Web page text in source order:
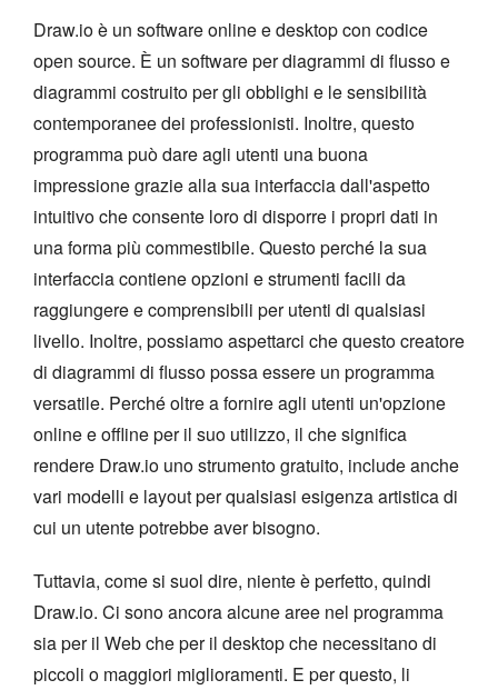
Draw.io è un software online e desktop con codice
open source. È un software per diagrammi di flusso e
diagrammi costruito per gli obblighi e le sensibilità
contemporanee dei professionisti. Inoltre, questo
programma può dare agli utenti una buona
impressione grazie alla sua interfaccia dall'aspetto
intuitivo che consente loro di disporre i propri dati in
una forma più commestibile. Questo perché la sua
interfaccia contiene opzioni e strumenti facili da
raggiungere e comprensibili per utenti di qualsiasi
livello. Inoltre, possiamo aspettarci che questo creatore
di diagrammi di flusso possa essere un programma
versatile. Perché oltre a fornire agli utenti un'opzione
online e offline per il suo utilizzo, il che significa
rendere Draw.io uno strumento gratuito, include anche
vari modelli e layout per qualsiasi esigenza artistica di
cui un utente potrebbe aver bisogno.
Tuttavia, come si suol dire, niente è perfetto, quindi
Draw.io. Ci sono ancora alcune aree nel programma
sia per il Web che per il desktop che necessitano di
piccoli o maggiori miglioramenti. E per questo, li